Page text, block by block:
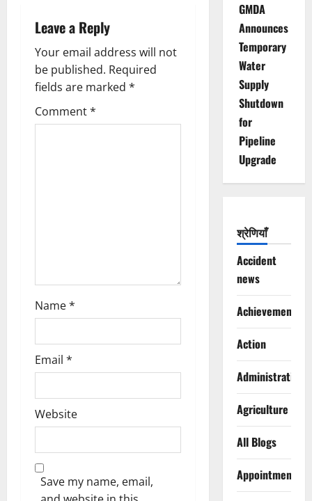
v
i
g
a
Leave a Reply
Your email address will not
be published. Required
fields are marked *
Comment*
Name*
Email *
Website
Save my name, email,
GMDA
Announces
Temporary
Water
Supply
Shutdown
for
Pipeline
Upgrade
श्रेणियाँ
Accident
news
Achievements
Action
Administration
Agriculture
All Blogs
Appointments